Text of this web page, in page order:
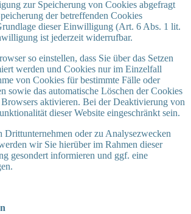
zur Speicherung von Cookies abgefragt
der betreffenden Cookies
dieser Einwilligung (Art. 6 Abs. 1 lit.
ist jederzeit widerrufbar.
so einstellen, dass Sie über das Setzen
werden und Cookies nur im Einzelfall
von Cookies für bestimmte Fälle oder
sowie das automatische Löschen der Cookies
aktivieren. Bei der Deaktivierung von
dieser Website eingeschränkt sein.
Drittunternehmen oder zu Analysezwecken
wir Sie hierüber im Rahmen dieser
gesondert informieren und ggf. eine